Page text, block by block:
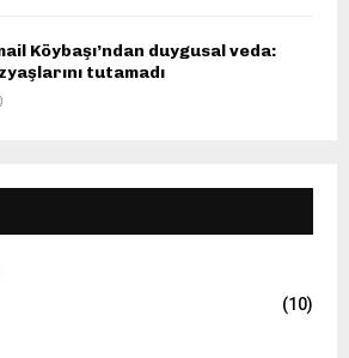
Köybaşı’ndan duygusal veda:
tutamadı
(10)